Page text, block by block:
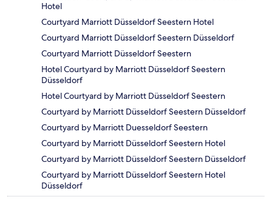
Hotel
Courtyard Marriott Düsseldorf Seestern Hotel
Courtyard Marriott Düsseldorf Seestern Düsseldorf
Courtyard Marriott Düsseldorf Seestern
Hotel Courtyard by Marriott Düsseldorf Seestern
Düsseldorf
Hotel Courtyard by Marriott Düsseldorf Seestern
Courtyard by Marriott Düsseldorf Seestern Düsseldorf
Courtyard by Marriott Duesseldorf Seestern
Courtyard by Marriott Düsseldorf Seestern Hotel
Courtyard by Marriott Düsseldorf Seestern Düsseldorf
Courtyard by Marriott Düsseldorf Seestern Hotel
Düsseldorf